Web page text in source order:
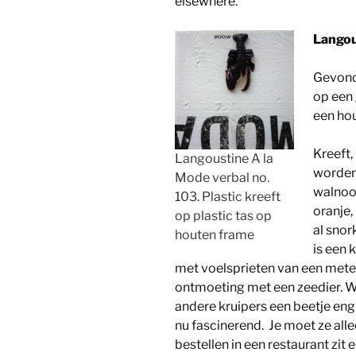
Langoustine A la
Mode verbal no.
103. Plastic kreeft
op plastic tas op
houten frame
op
een
Kreeft,
oranje,
al
is een
met voelsprieten van een
ontmoeting met een zeedier.
andere kruipers een beetje
nu fascinerend. Je moet ze
bestellen in een restaurant zit